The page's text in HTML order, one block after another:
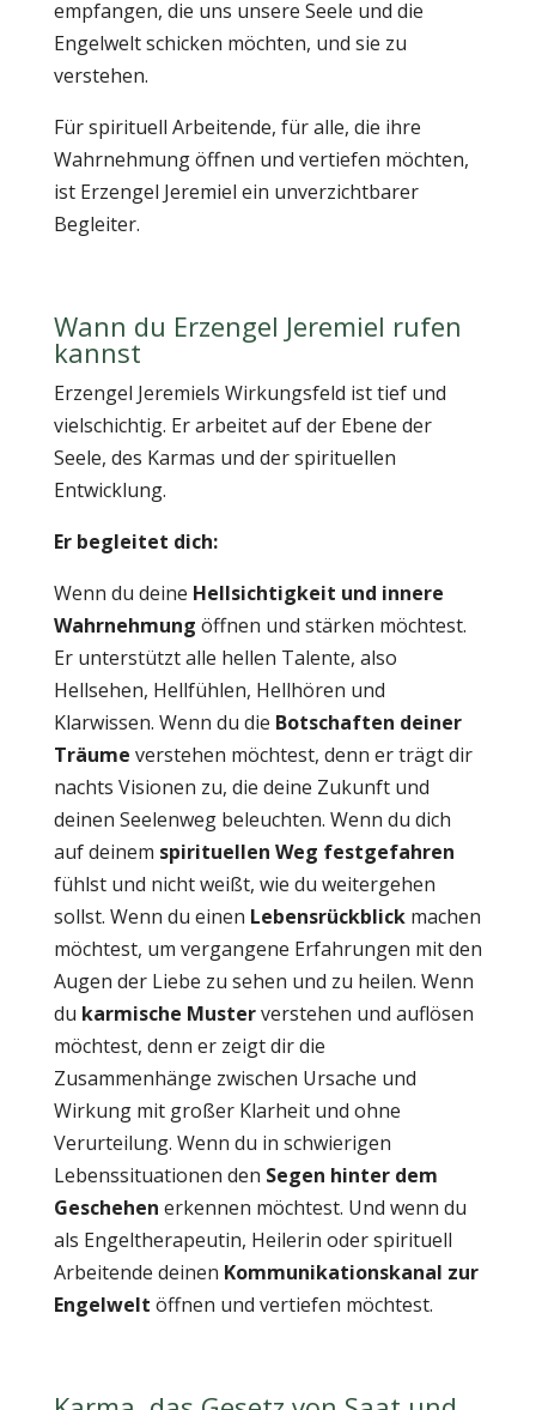
empfangen, die uns unsere Seele und die
Engelwelt schicken möchten, und sie zu
verstehen.
Für spirituell Arbeitende, für alle, die ihre
Wahrnehmung öffnen und vertiefen möchten,
ist Erzengel Jeremiel ein unverzichtbarer
Begleiter.
Wann du Erzengel Jeremiel rufen
kannst
Erzengel Jeremiels Wirkungsfeld ist tief und
vielschichtig. Er arbeitet auf der Ebene der
Seele, des Karmas und der spirituellen
Entwicklung.
Er begleitet dich:
Wenn du deine Hellsichtigkeit und innere
Wahrnehmung öffnen und stärken möchtest.
Er unterstützt alle hellen Talente, also
Hellsehen, Hellfühlen, Hellhören und
Klarwissen. Wenn du die Botschaften deiner
Träume verstehen möchtest, denn er trägt dir
nachts Visionen zu, die deine Zukunft und
deinen Seelenweg beleuchten. Wenn du dich
auf deinem spirituellen Weg festgefahren
fühlst und nicht weißt, wie du weitergehen
sollst. Wenn du einen Lebensrückblickmachen
möchtest, um vergangene Erfahrungen mit den
Augen der Liebe zu sehen und zu heilen. Wenn
du karmische Musterverstehen und auflösen
möchtest, denn er zeigt dir die
Zusammenhänge zwischen Ursache und
Wirkung mit großer Klarheit und ohne
Verurteilung. Wenn du in schwierigen
Lebenssituationen den Segen hinter dem
Geschehen erkennen möchtest. Und wenn du
als Engeltherapeutin, Heilerin oder spirituell
Arbeitende deinen Kommunikationskanal zur
Engelwelt öffnen und vertiefen möchtest.